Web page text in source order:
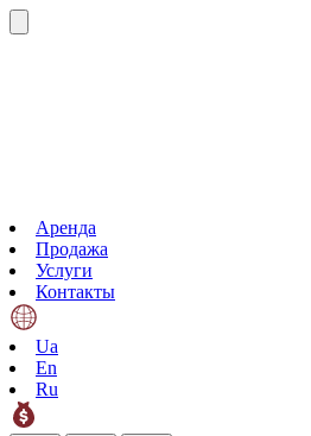
Аренда
Продажа
Услуги
Контакты
Ua
En
Ru